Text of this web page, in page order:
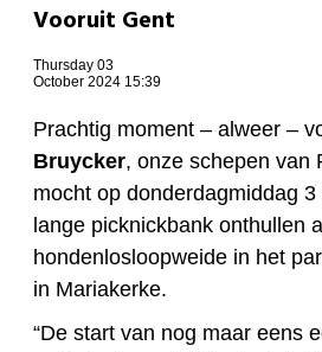
Vooruit Gent
Thursday 03
October 2024 15:39
Prachtig moment – alweer –
Bruycker, onze schepen van
mocht op donderdagmiddag
lange picknickbank onthullen
hondenlosloopweide in het
in Mariakerke.
“De start van nog maar eens